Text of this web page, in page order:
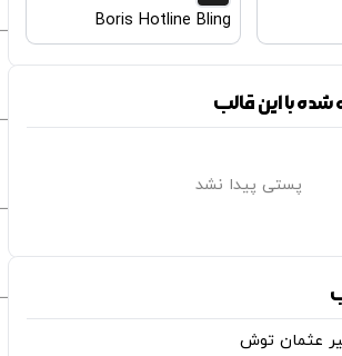
Boris Hotline Bling
با این قالب
پستی پیدا نشد
عثمان ‌توش